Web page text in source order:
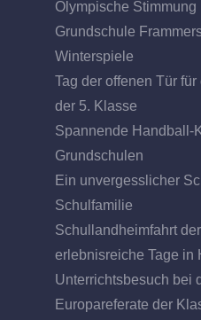
Olympische
Grundschule
Winterspiele
Tag der offenen Tür
der 5. Klasse
Spannende Handball-
Grundschulen
Ein unvergesslicher
Schulfamilie
Schullandheimfahrt
erlebnisreiche Tage in
Unterrichtsbesuch bei
Europareferate der